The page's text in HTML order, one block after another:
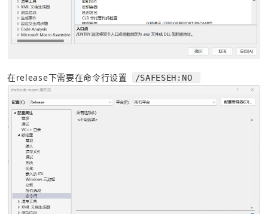
在release下需要在命令行设置 /SAFESEH:NO